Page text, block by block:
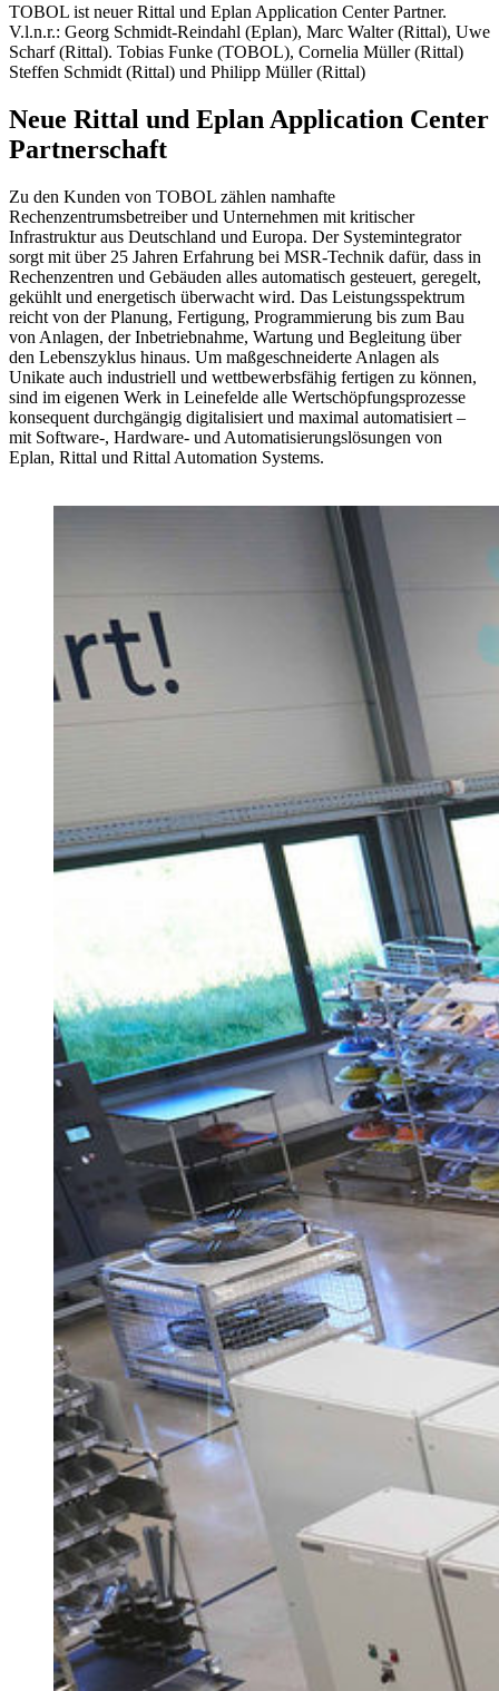
TOBOL ist neuer Rittal und Eplan Application Center Partner.
V.l.n.r.: Georg Schmidt-Reindahl (Eplan), Marc Walter (Rittal), Uwe
Scharf (Rittal). Tobias Funke (TOBOL), Cornelia Müller (Rittal)
Steffen Schmidt (Rittal) und Philipp Müller (Rittal)
Neue Rittal und Eplan Application Center
Partnerschaft
Zu den Kunden von TOBOL zählen namhafte
Rechenzentrumsbetreiber und Unternehmen mit kritischer
Infrastruktur aus Deutschland und Europa. Der Systemintegrator
sorgt mit über 25 Jahren Erfahrung bei MSR-Technik dafür, dass in
Rechenzentren und Gebäuden alles automatisch gesteuert, geregelt,
gekühlt und energetisch überwacht wird. Das Leistungsspektrum
reicht von der Planung, Fertigung, Programmierung bis zum Bau
von Anlagen, der Inbetriebnahme, Wartung und Begleitung über
den Lebenszyklus hinaus. Um maßgeschneiderte Anlagen als
Unikate auch industriell und wettbewerbsfähig fertigen zu können,
sind im eigenen Werk in Leinefelde alle Wertschöpfungsprozesse
konsequent durchgängig digitalisiert und maximal automatisiert –
mit Software-, Hardware- und Automatisierungslösungen von
Eplan, Rittal und Rittal Automation Systems.